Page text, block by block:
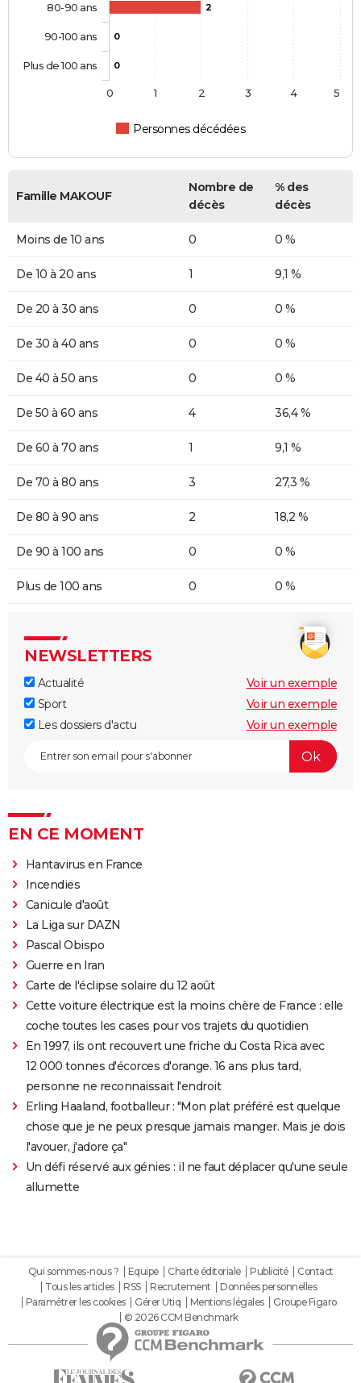
2
0
0
Personnes décédées
80-90 ans
90-100 ans
Plus de 100 ans
0 1 2 3 4 5
Famille MAKOUF
Nombre de
décès
% des
décès
Moins de 10 ans 0 0 %
De 10 à 20 ans 1 9,1 %
De 20 à 30 ans 0 0 %
De 30 à 40 ans 0 0 %
De 40 à 50 ans 0 0 %
De 50 à 60 ans 4 36,4 %
De 60 à 70 ans 1 9,1 %
De 70 à 80 ans 3 27,3 %
De 80 à 90 ans 2 18,2 %
De 90 à 100 ans 0 0 %
Plus de 100 ans 0 0 %
NEWSLETTERS
Actualité
Voir un exemple
Sport
Voir un exemple
Les dossiers d'actu
Voir un exemple
EN CE MOMENT
Hantavirus en France
Incendies
Canicule d'août
La Liga sur DAZN
Pascal Obispo
Guerre en Iran
Carte de l'éclipse solaire du 12 août
Cette voiture électrique est la moins chère de France : elle
coche toutes les cases pour vos trajets du quotidien
En 1997, ils ont recouvert une friche du Costa Rica avec
12 000 tonnes d'écorces d'orange. 16 ans plus tard,
personne ne reconnaissait l'endroit
Erling Haaland, footballeur : "Mon plat préféré est quelque
chose que je ne peux presque jamais manger. Mais je dois
l'avouer, j'adore ça"
Un défi réservé aux génies : il ne faut déplacer qu'une seule
allumette
Qui sommes-nous ? Equipe Charte éditoriale Publicité
Contact
Tous les articles
RSS Recrutement
Données personnelles
Paramétrer les cookies
Gérer Utiq Mentions légales
Groupe Figaro
© 2026 CCM Benchmark